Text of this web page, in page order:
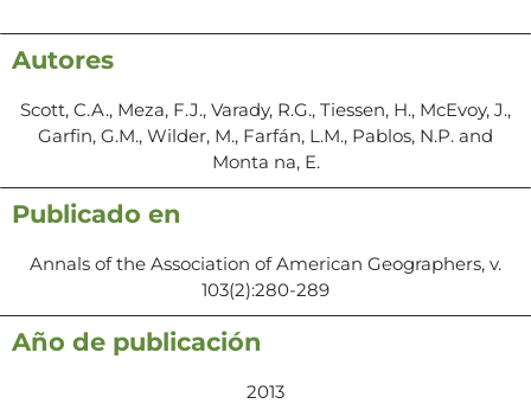
Autores
Scott, C.A., Meza, F.J., Varady, R.G., Tiessen, H., McEvoy, J.,
Garfin, G.M., Wilder, M., Farfán, L.M., Pablos, N.P. and
Monta na, E.
Publicado en
Annals of the Association of American Geographers, v.
103(2):280-289
Año de publicación
2013